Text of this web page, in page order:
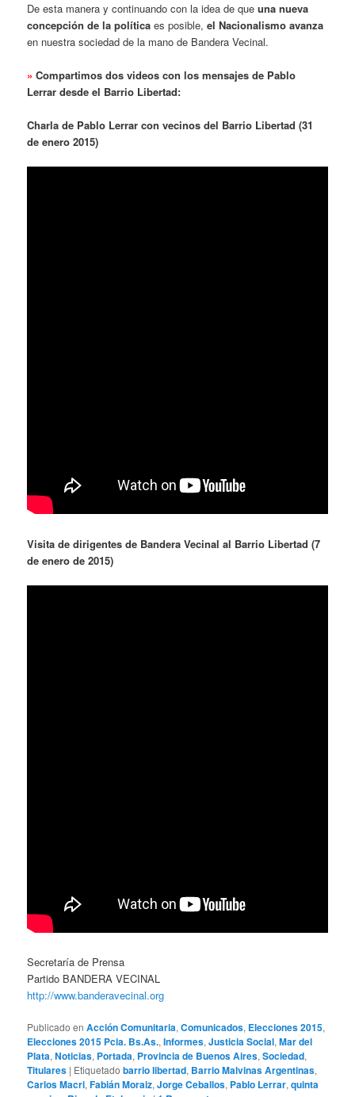
De esta manera y continuando con la idea de queuna nueva
concepción de la política es posible,el Nacionalismo avanza
en nuestra sociedad de la mano de Bandera Vecinal.
» Compartimos dos videos con los mensajes de Pablo
Lerrar desde el Barrio Libertad:
Charla de Pablo Lerrar con vecinos del Barrio Libertad (31
de enero 2015)
Visita de dirigentes de Bandera Vecinal al Barrio Libertad (7
de enero de 2015)
Secretaría de Prensa
Partido BANDERA VECINAL
http://www.banderavecinal.org
Publicado en Acción Comunitaria,Comunicados, Elecciones 2015,
Elecciones 2015 Pcia. Bs.As.,Informes,Justicia Social,Mar del
Plata,Noticias, Portada, Provincia de Buenos Aires,Sociedad,
Titulares | Etiquetado barrio libertad, Barrio Malvinas Argentinas,
Carlos Macri,Fabián Moraiz,Jorge Ceballos, Pablo Lerrar,quinta